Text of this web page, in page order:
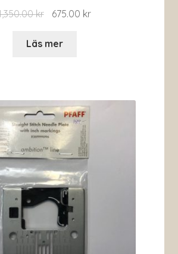
kr 675.00 kr
Läs mer